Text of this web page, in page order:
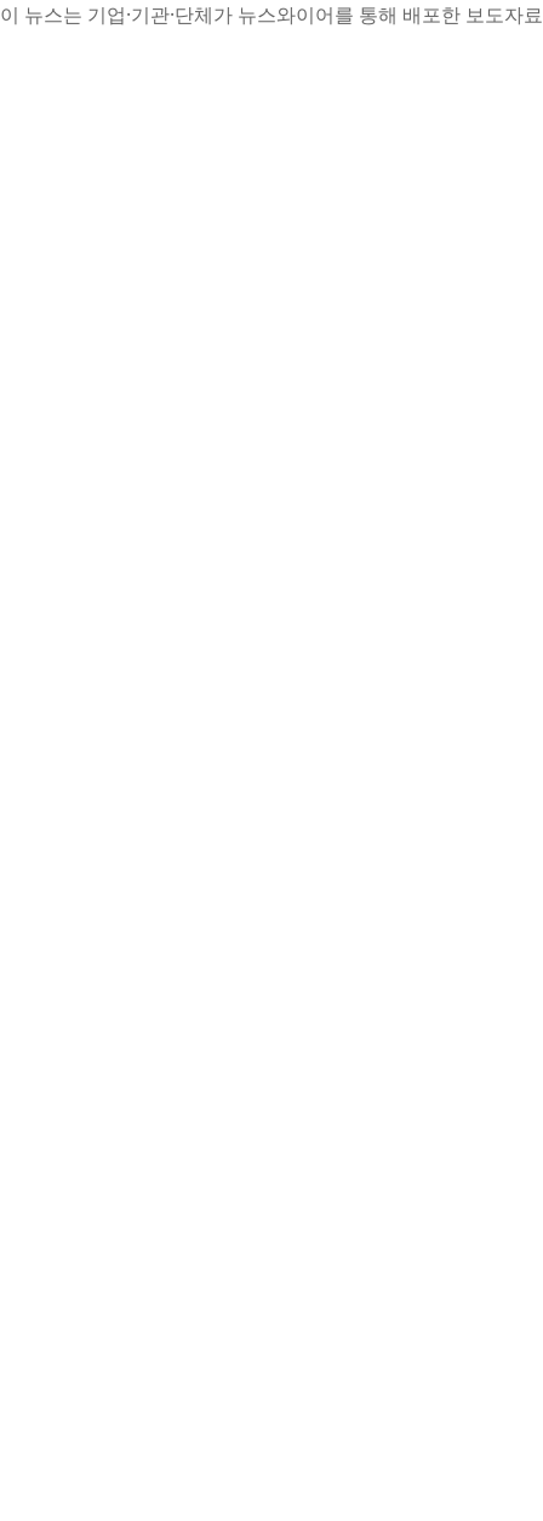
이 뉴스는 기업·기관·단체가 뉴스와이어를 통해 배포한 보도자